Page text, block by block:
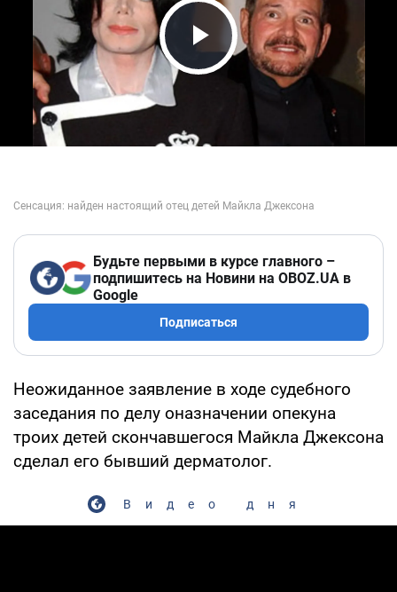
Play Video
Будьте первыми в курсе главного –
подпишитесь на Новини на OBOZ.UA в
Google
Подписаться
Неожиданное заявление в ходе судебного
заседания по делу оназначении опекуна
троих детей скончавшегося Майкла Джексона
сделал его бывший дерматолог.
Видео дня